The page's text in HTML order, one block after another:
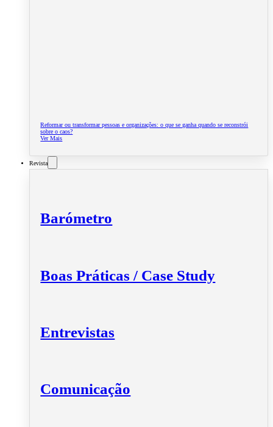
Reformar ou transformar pessoas e organizações: o que se ganha quando se reconstrói
sobre o caos?
Ver Mais
Revista
Barómetro
Boas Práticas / Case Study
Entrevistas
Comunicação